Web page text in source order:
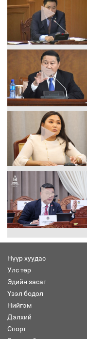
Нүүр хуудас
Улс төр
Эдийн засаг
Үзэл бодол
Нийгэм
Дэлхий
Спорт